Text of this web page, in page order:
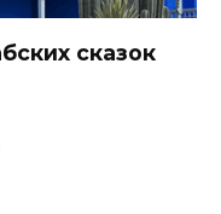
сказок